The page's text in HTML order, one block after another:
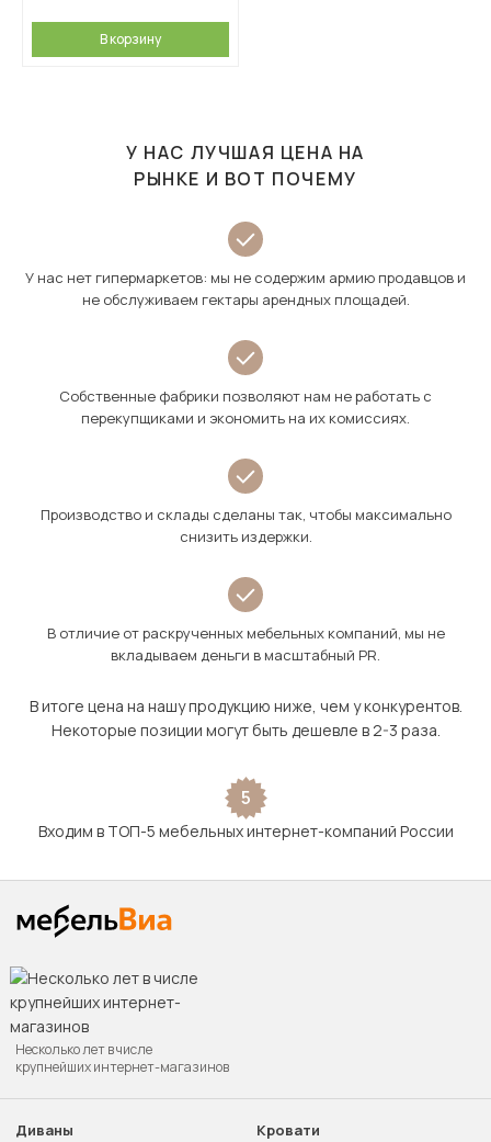
В корзину
У НАС ЛУЧШАЯ ЦЕНА НА
РЫНКЕ И ВОТ ПОЧЕМУ
У нас нет гипермаркетов: мы не содержим армию продавцов и
не обслуживаем гектары арендных площадей.
Собственные фабрики позволяют нам не работать с
перекупщиками и экономить на их комиссиях.
Производство и склады сделаны так, чтобы максимально
снизить издержки.
В отличие от раскрученных мебельных компаний, мы не
вкладываем деньги в масштабный PR.
В итоге цена на нашу продукцию ниже, чем у конкурентов.
Некоторые позиции могут быть дешевле в 2-3 раза.
5
Входим в ТОП-5 мебельных интернет-компаний России
Несколько лет в числе
крупнейших интернет-магазинов
Диваны
Кровати